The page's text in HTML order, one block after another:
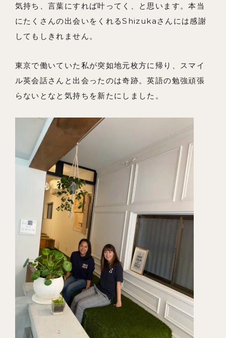
気持ち、言葉にすれば叶ってく、と思います。本当
にたくさんの出会いをくれるShizukaさんには感謝
してもしきれません。
東京で働いていた私が突如地元枚方に帰り、スマイ
ル英会話さんと出会ったのは奇跡。英語の勉強頑張
らないとなと気持ちを新たにしました。